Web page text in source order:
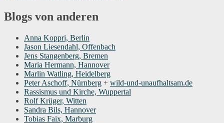
Blogs von anderen
Anna Koppri, Berlin
Jason Liesendahl, Offenbach
Jens Stangenberg, Bremen
Maria Hermann, Hannover
Marlin Watling, Heidelberg
Peter Aschoff, Nürnberg + wild-und-unaufhaltsam.de
Rassismus und Kirche, Wuppertal
Rolf Krüger, Witten
Sandra Bils, Hannover
Tobias Faix, Marburg